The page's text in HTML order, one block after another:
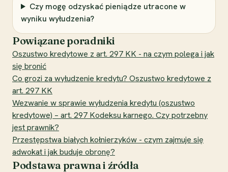
Czy mogę odzyskać pieniądze utracone w
wyniku wyłudzenia?
Powiązane poradniki
Oszustwo kredytowe z art. 297 KK - na czym polega i jak
się bronić
Co grozi za wyłudzenie kredytu? Oszustwo kredytowe z
art. 297 KK
Wezwanie w sprawie wyłudzenia kredytu (oszustwo
kredytowe) – art. 297 Kodeksu karnego. Czy potrzebny
jest prawnik?
Przestępstwa białych kołnierzyków - czym zajmuje się
adwokat i jak buduje obronę?
Podstawa prawna i źródła